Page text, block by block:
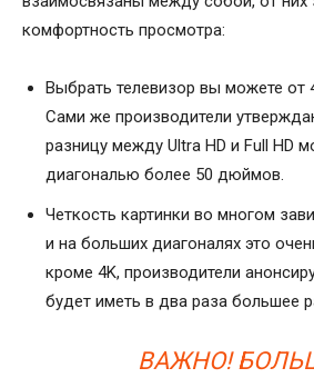
комфортность просмотра:
Выбрать телевизор вы можете
Сами же производители
разницу между Ultra HD и Full HD
диагональю более 50 дюймов.
Четкость картинки во многом
и на больших диагоналях это
кроме 4K, производители
будет иметь в два раза большее
ВАЖНО!